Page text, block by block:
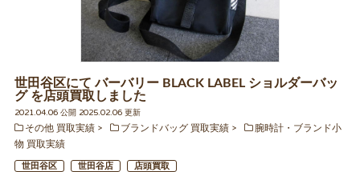
世田谷区にて バーバリー BLACK LABEL ショルダーバッ
グ を店頭買取しました
2021.04.06 公開 2025.02.06 更新
その他 買取実績
ブランドバッグ 買取実績
腕時計・ブランド小
物 買取実績
世田谷区 世田谷店 店頭買取